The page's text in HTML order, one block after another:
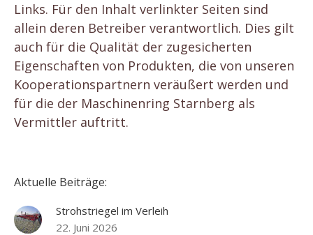
Links. Für den Inhalt verlinkter Seiten sind
allein deren Betreiber verantwortlich. Dies gilt
auch für die Qualität der zugesicherten
Eigenschaften von Produkten, die von unseren
Kooperationspartnern veräußert werden und
für die der Maschinenring Starnberg als
Vermittler auftritt.
Aktuelle Beiträge:
Strohstriegel im Verleih
22. Juni 2026